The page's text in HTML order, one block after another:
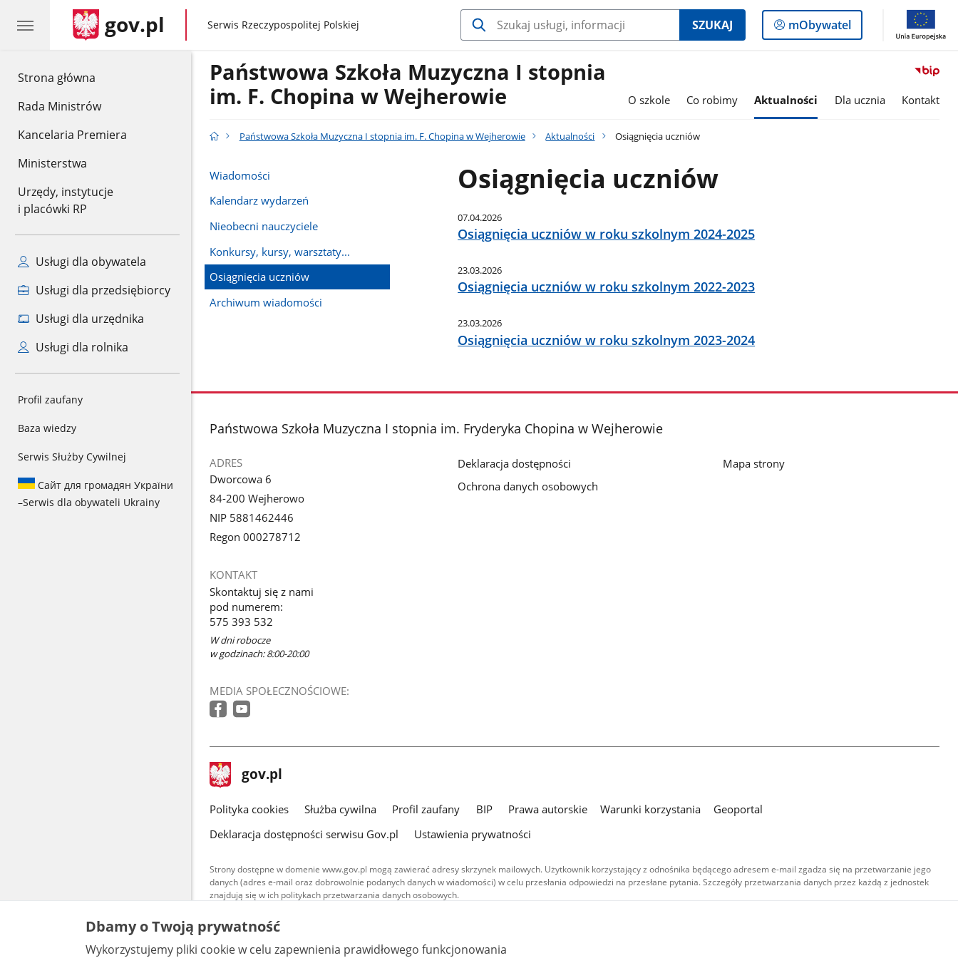
Strona główna
Rada Ministrów
Kancelaria Premiera
Ministerstwa
Urzędy, instytucje
i placówki RP
Usługi dla obywatela
Usługi dla przedsiębiorcy
Usługi dla urzędnika
Usługi dla rolnika
Profil zaufany
Baza wiedzy
Serwis Służby Cywilnej
Сайт для громадян України
–Serwis dla obywateli Ukrainy
gov.pl gov.pl
Serwis Rzeczypospolitej Polskiej SZUKAJ
Logowanie
do
mObywatel
Państwowa Szkoła Muzyczna I stopnia
im. F. Chopina w Wejherowie
O szkole Co robimy Aktualności Dla ucznia Kontakt
Państwowa Szkoła Muzyczna I stopnia im. F. Chopina w Wejherowie Aktualności Osiągnięcia uczniów
Wiadomości
Kalendarz wydarzeń
Nieobecni nauczyciele
Konkursy, kursy, warsztaty...
Osiągnięcia uczniów
Archiwum wiadomości
Osiągnięcia uczniów
07.04.2026
Osiągnięcia uczniów w roku szkolnym 2024-2025
23.03.2026
Osiągnięcia uczniów w roku szkolnym 2022-2023
23.03.2026
Osiągnięcia uczniów w roku szkolnym 2023-2024
stopka
Państwowa Szkoła Muzyczna I stopnia im. Fryderyka Chopina w Wejherowie
ADRES
Dworcowa 6
84-200 Wejherowo
NIP 5881462446
Regon 000278712
KONTAKT
Skontaktuj się z nami
pod numerem:
575 393 532
W dni robocze
w godzinach: 8:00-20:00
MEDIA SPOŁECZNOŚCIOWE:
Deklaracja dostępności
Ochrona danych osobowych
Mapa strony
stopka
gov.pl Strona
gov.pl
gov.pl
Polityka cookies Służba cywilna Profil zaufany BIP Prawa autorskie Warunki korzystania
Geoportal
Deklaracja dostępności serwisu Gov.pl
Ustawienia prywatności
Strony dostępne w domenie www.gov.pl mogą zawierać adresy skrzynek mailowych. Użytkownik korzystający z odnośnika będącego adresem e-mail zgadza się na przetwarzanie jego
danych (adres e-mail oraz dobrowolnie podanych danych w wiadomości) w celu przesłania odpowiedzi na przesłane pytania. Szczegóły przetwarzania danych przez każdą z jednostek
znajdują się w ich politykach przetwarzania danych osobowych.
Treści tekstowe publikowane w serwisie (z wyłączeniem treści audiowizualnych), są
udostępniane na licencji typu Creative Commons: uznanie autorstwa - na tych samych
warunkach 4.0 (CC BY-SA 4.0). Materiały audiowizualne, w tym zdjęcia, materiały audio i wideo,
są udostępniane na licencji typu Creative Commons: uznanie autorstwa użycie niekomercyjne -
Dbamy o Twoją prywatność
Wykorzystujemy pliki cookie w celu zapewnienia prawidłowego funkcjonowania